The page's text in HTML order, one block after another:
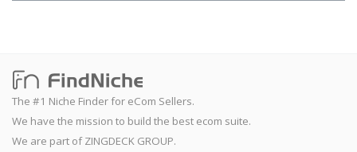
The #1 Niche Finder for eCom Sellers.
We have the mission to build the best ecom suite.
We are part of ZINGDECK GROUP.